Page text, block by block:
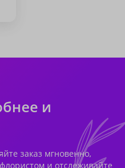
и
заказ мгновенно,
и отслеживайте